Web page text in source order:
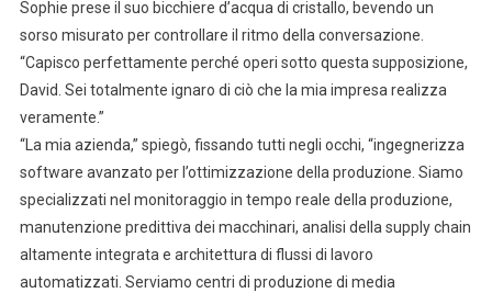
Sophie prese il suo bicchiere d’acqua di cristallo, bevendo un
sorso misurato per controllare il ritmo della conversazione.
“Capisco perfettamente perché operi sotto questa supposizione,
David. Sei totalmente ignaro di ciò che la mia impresa realizza
veramente.”
“La mia azienda,” spiegò, fissando tutti negli occhi, “ingegnerizza
software avanzato per l’ottimizzazione della produzione. Siamo
specializzati nel monitoraggio in tempo reale della produzione,
manutenzione predittiva dei macchinari, analisi della supply chain
altamente integrata e architettura di flussi di lavoro
automatizzati. Serviamo centri di produzione di media